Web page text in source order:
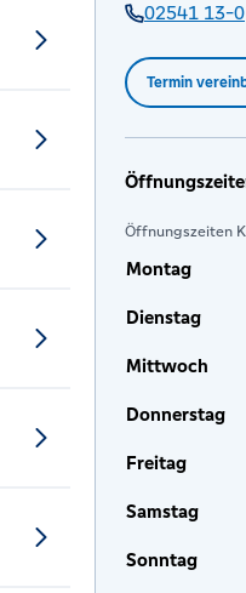
02541 13-0
Termin
Öffnungszeiten
Montag
Dienstag
Mittwoch
Donnerstag
Freitag
Samstag
Sonntag